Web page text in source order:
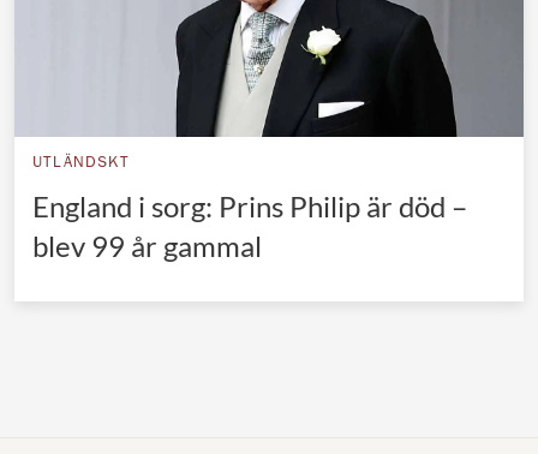
Nederländska kungahuset
Belgiska kungahuset
Jordanska kungahuset
Japanska kejsarhuset
Thailändska kungahuset
UTLÄNDSKT
England i sorg: Prins Philip är död –
blev 99 år gammal